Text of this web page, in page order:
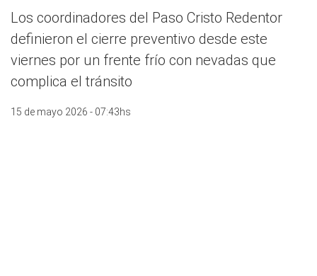
Los coordinadores del Paso Cristo Redentor
definieron el cierre preventivo desde este
viernes por un frente frío con nevadas que
complica el tránsito
15 de mayo 2026 - 07:43hs